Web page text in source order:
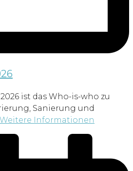
ist das Who-is-who zu
Sanierung und
Weitere Informationen